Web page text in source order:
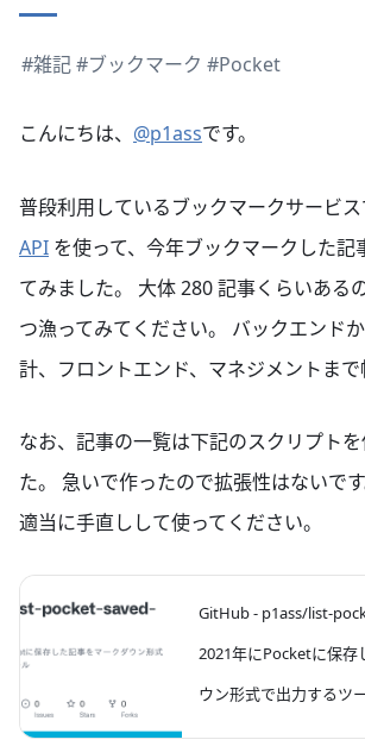
#雑記#ブックマーク #Pocket
こんにちは、 @p1assです。
普段利用しているブックマークサービス
API を使って、今年ブックマークした記
てみました。 大体 280 記事くらいある
つ漁ってみてください。 バックエンド
計、フロントエンド、マネジメントまで
なお、記事の一覧は下記のスクリプト
た。 急いで作ったので拡張性はないで
適当に手直しして使ってください。
GitHub - p1ass/list-
2021年にPocketに保存
ウン形式で出力するツ